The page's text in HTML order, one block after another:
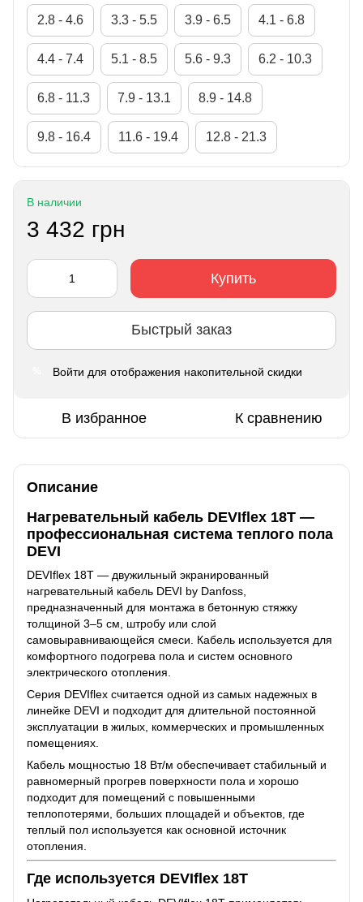
2.8 - 4.6 3.3 - 5.5 3.9 - 6.5 4.1 - 6.8
4.4 - 7.4 5.1 - 8.5 5.6 - 9.3 6.2 - 10.3
6.8 - 11.3 7.9 - 13.1 8.9 - 14.8
9.8 - 16.4 11.6 - 19.4 12.8 - 21.3
В наличии
3 432 грн
Купить
Быстрый заказ
Войти для отображения накопительной скидки
В избранное К сравнению
Описание
Нагревательный кабель DEVIflex 18T —
профессиональная система теплого пола
DEVI
DEVIflex 18T — двужильный экранированный
нагревательный кабель DEVI by Danfoss,
предназначенный для монтажа в бетонную стяжку
толщиной 3–5 см, штробу или слой
самовыравнивающейся смеси. Кабель используется для
комфортного подогрева пола и систем основного
электрического отопления.
Серия DEVIflex считается одной из самых надежных в
линейке DEVI и подходит для длительной постоянной
эксплуатации в жилых, коммерческих и промышленных
помещениях.
Кабель мощностью 18 Вт/м обеспечивает стабильный и
равномерный прогрев поверхности пола и хорошо
подходит для помещений с повышенными
теплопотерями, больших площадей и объектов, где
теплый пол используется как основной источник
отопления.
Где используется DEVIflex 18T